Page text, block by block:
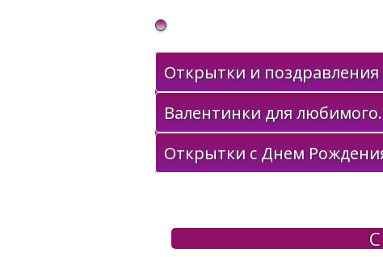
Gif Открытки в подарок
Открытки и поздравления
Валентинки для любимого.
Открытки с Днем